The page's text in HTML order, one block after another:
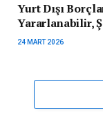
Yurt Dışı
Yararlanabilir,
24 MART 2026